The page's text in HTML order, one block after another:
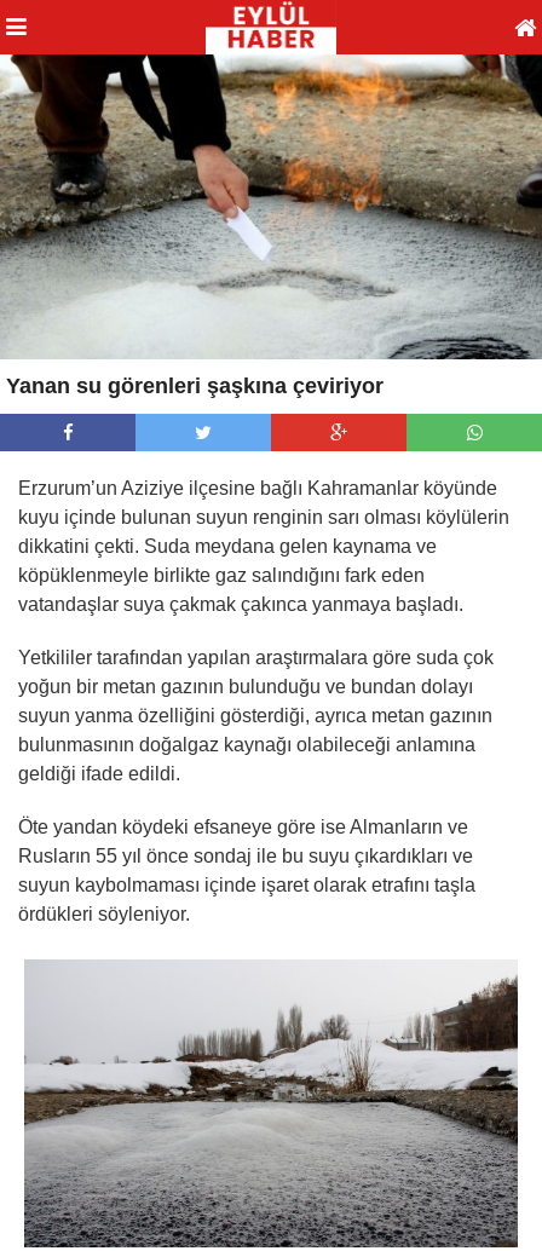
Yanan su görenleri şaşkına çeviriyor
Erzurum’un Aziziye ilçesine bağlı Kahramanlar köyünde
kuyu içinde bulunan suyun renginin sarı olması köylülerin
dikkatini çekti. Suda meydana gelen kaynama ve
köpüklenmeyle birlikte gaz salındığını fark eden
vatandaşlar suya çakmak çakınca yanmaya başladı.
Yetkililer tarafından yapılan araştırmalara göre suda çok
yoğun bir metan gazının bulunduğu ve bundan dolayı
suyun yanma özelliğini gösterdiği, ayrıca metan gazının
bulunmasının doğalgaz kaynağı olabileceği anlamına
geldiği ifade edildi.
Öte yandan köydeki efsaneye göre ise Almanların ve
Rusların 55 yıl önce sondaj ile bu suyu çıkardıkları ve
suyun kaybolmaması içinde işaret olarak etrafını taşla
ördükleri söyleniyor.